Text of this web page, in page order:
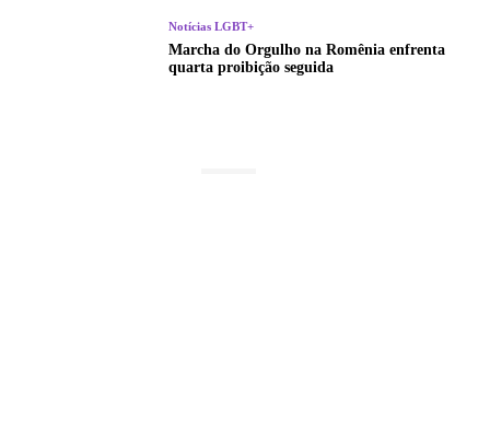
Notícias LGBT+
Marcha do Orgulho na Romênia enfrenta
quarta proibição seguida